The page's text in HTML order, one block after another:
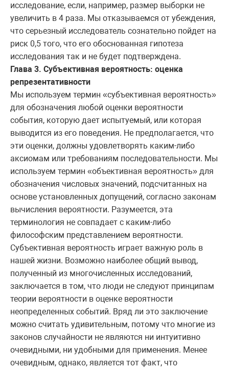
исследование, если, например, размер выборки не
увеличить в 4 раза. Мы отказываемся от убеждения,
что серьезный исследователь сознательно пойдет на
риск 0,5 того, что его обоснованная гипотеза
исследования так и не будет подтверждена.
Глава 3. Субъективная вероятность: оценка
репрезентативности
Мы используем термин «субъективная вероятность»
для обозначения любой оценки вероятности
события, которую дает испытуемый, или которая
выводится из его поведения. Не предполагается, что
эти оценки, должны удовлетворять каким-либо
аксиомам или требованиям последовательности. Мы
используем термин «объективная вероятность» для
обозначения числовых значений, подсчитанных на
основе установленных допущений, согласно законам
вычисления вероятности. Разумеется, эта
терминология не совпадает с каким-либо
философским представлением вероятности.
Субъективная вероятность играет важную роль в
нашей жизни. Возможно наиболее общий вывод,
полученный из многочисленных исследований,
заключается в том, что люди не следуют принципам
теории вероятности в оценке вероятности
неопределенных событий. Вряд ли это заключение
можно считать удивительным, потому что многие из
законов случайности не являются ни интуитивно
очевидными, ни удобными для применения. Менее
очевидным, однако, является тот факт, что